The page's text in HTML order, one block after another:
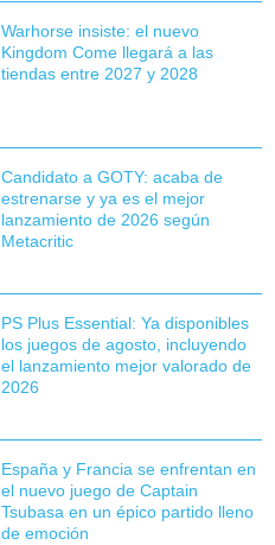
Warhorse insiste: el nuevo
Kingdom Come llegará a las
tiendas entre 2027 y 2028
Candidato a GOTY: acaba de
estrenarse y ya es el mejor
lanzamiento de 2026 según
Metacritic
PS Plus Essential: Ya disponibles
los juegos de agosto, incluyendo
el lanzamiento mejor valorado de
2026
España y Francia se enfrentan en
el nuevo juego de Captain
Tsubasa en un épico partido lleno
de emoción